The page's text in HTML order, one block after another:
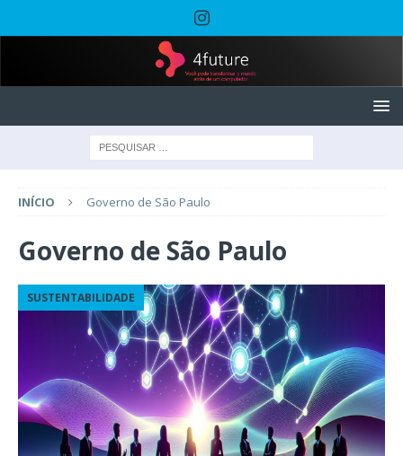
INÍCIO Governo de São Paulo
Governo de São Paulo
SUSTENTABILIDADE